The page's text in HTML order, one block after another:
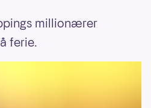
millionærer
ferie.